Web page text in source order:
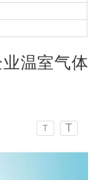
业温室气体
T T